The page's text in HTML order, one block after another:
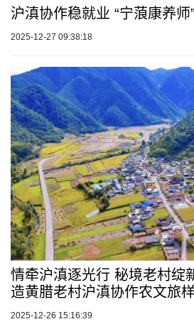
沪滇协作稳就业 “宁蒗康养
2025-12-27 09:38:18
情牵沪滇逐光行 秘境老村
造黄腊老村沪滇协作农文旅
2025-12-26 15:16:39